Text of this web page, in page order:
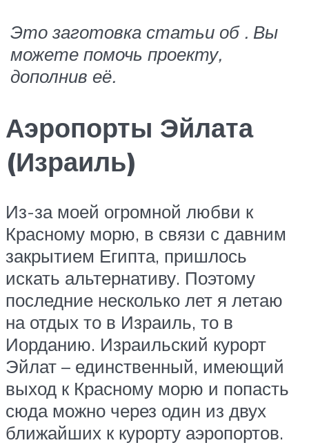
Это заготовка статьи об . Вы
можете помочь проекту,
дополнив её.
Аэропорты Эйлата
(Израиль)
Из-за моей огромной любви к
Красному морю, в связи с давним
закрытием Египта, пришлось
искать альтернативу. Поэтому
последние несколько лет я летаю
на отдых то в Израиль, то в
Иорданию. Израильский курорт
Эйлат – единственный, имеющий
выход к Красному морю и попасть
сюда можно через один из двух
ближайших к курорту аэропортов.